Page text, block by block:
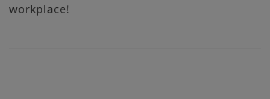
workplace!